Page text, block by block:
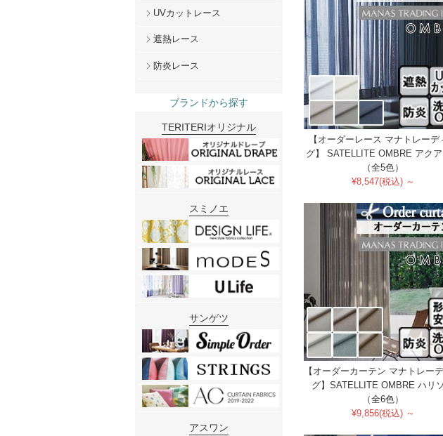
【オーダーレース マナトレーデ
グ】 SATELLITE OMBRE アク
（全5色）
¥8,547(税込) ～
【オーダーカーテン マナトレー
グ】SATELLITE OMBRE ハリ
（全6色）
¥9,856(税込) ～
UVカットレース
遮熱レース
防炎レース
ブランドから探す
TERITERIオリジナル
スミノエ
サンゲツ
アスワン